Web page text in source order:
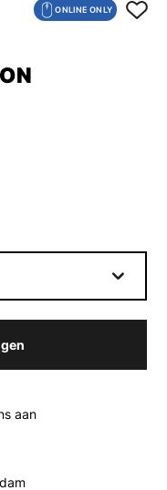
ONLINE ONLY
aan